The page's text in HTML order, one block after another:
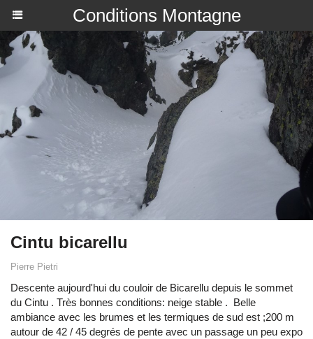
Conditions Montagne
Cintu bicarellu
Pierre Pietri
Descente aujourd'hui du couloir de Bicarellu depuis le sommet
du Cintu . Très bonnes conditions: neige stable . Belle
ambiance avec les brumes et les termiques de sud est ;200 m
autour de 42 / 45 degrés de pente avec un passage un peu expo